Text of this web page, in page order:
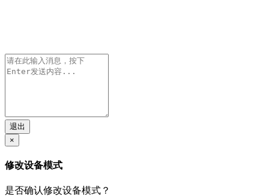
退出
×
修改设备模式
是否确认修改设备模式？